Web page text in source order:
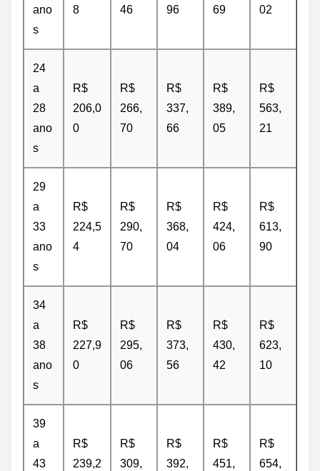
ano
s
8
46
96
69
02
24
a
28
ano
s
R$
206,0
0
R$
266,
70
R$
337,
66
R$
389,
05
R$
563,
21
29
a
33
ano
s
R$
224,5
4
R$
290,
70
R$
368,
04
R$
424,
06
R$
613,
90
34
a
38
ano
s
R$
227,9
0
R$
295,
06
R$
373,
56
R$
430,
42
R$
623,
10
39
a
43
R$
239,2
R$
309,
R$
392,
R$
451,
R$
654,